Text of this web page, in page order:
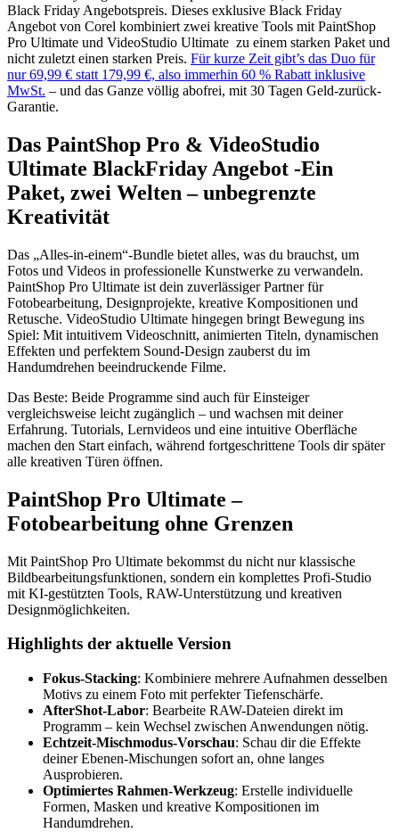
Black Friday Angebotspreis. Dieses exklusive Black Friday
Angebot von Corel kombiniert zwei kreative Tools mit PaintShop
Pro Ultimate und VideoStudio Ultimate zu einem starken Paket und
nicht zuletzt einen starken Preis. Für kurze Zeit gibt’s das Duo für
nur 69,99 € statt 179,99 €, also immerhin 60 % Rabatt inklusive
MwSt. – und das Ganze völlig abofrei, mit 30 Tagen Geld-zurück-
Garantie.
Das PaintShop Pro & VideoStudio
Ultimate BlackFriday Angebot -Ein
Paket, zwei Welten – unbegrenzte
Kreativität
Das „Alles-in-einem“-Bundle bietet alles, was du brauchst, um
Fotos und Videos in professionelle Kunstwerke zu verwandeln.
PaintShop Pro Ultimate ist dein zuverlässiger Partner für
Fotobearbeitung, Designprojekte, kreative Kompositionen und
Retusche. VideoStudio Ultimate hingegen bringt Bewegung ins
Spiel: Mit intuitivem Videoschnitt, animierten Titeln, dynamischen
Effekten und perfektem Sound-Design zauberst du im
Handumdrehen beeindruckende Filme.
Das Beste: Beide Programme sind auch für Einsteiger
vergleichsweise leicht zugänglich – und wachsen mit deiner
Erfahrung. Tutorials, Lernvideos und eine intuitive Oberfläche
machen den Start einfach, während fortgeschrittene Tools dir später
alle kreativen Türen öffnen.
PaintShop Pro Ultimate –
Fotobearbeitung ohne Grenzen
Mit PaintShop Pro Ultimate bekommst du nicht nur klassische
Bildbearbeitungsfunktionen, sondern ein komplettes Profi-Studio
mit KI-gestützten Tools, RAW-Unterstützung und kreativen
Designmöglichkeiten.
Highlights der aktuelle Version
Fokus-Stacking: Kombiniere mehrere Aufnahmen desselben
Motivs zu einem Foto mit perfekter Tiefenschärfe.
AfterShot-Labor: Bearbeite RAW-Dateien direkt im
Programm – kein Wechsel zwischen Anwendungen nötig.
Echtzeit-Mischmodus-Vorschau: Schau dir die Effekte
deiner Ebenen-Mischungen sofort an, ohne langes
Ausprobieren.
Optimiertes Rahmen-Werkzeug: Erstelle individuelle
Formen, Masken und kreative Kompositionen im
Handumdrehen.